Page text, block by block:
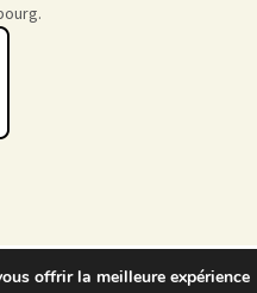
offrir la meilleure expérience